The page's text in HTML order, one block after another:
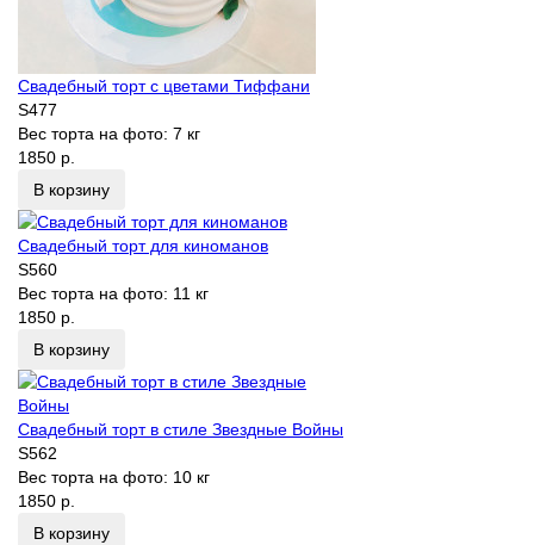
Свадебный торт с цветами Тиффани
S477
Вес торта на фото: 7 кг
1850 р.
В корзину
Свадебный торт для киноманов
S560
Вес торта на фото: 11 кг
1850 р.
В корзину
Свадебный торт в стиле Звездные Войны
S562
Вес торта на фото: 10 кг
1850 р.
В корзину